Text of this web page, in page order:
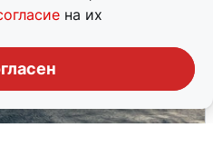
на их